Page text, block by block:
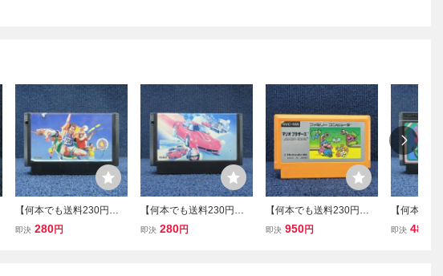
【何本でも送料230円！
出品多数】ハイパースポ
即決 280円
【何本でも送料230円！
出品多数】ロードファイ
即決 280円
【何本でも送料230円！
出品多数】マリオブラザ
即決 950円
【何本で
出品多数】
即決 480